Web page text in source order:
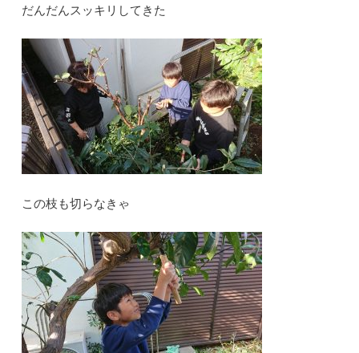
だんだんスッキリしてきた
この枝も切らなきゃ